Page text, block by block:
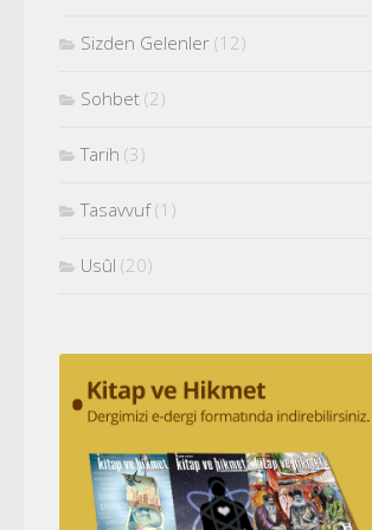
Sizden Gelenler (12)
Sohbet (2)
Tarih (3)
Tasavvuf(1)
Usûl (20)